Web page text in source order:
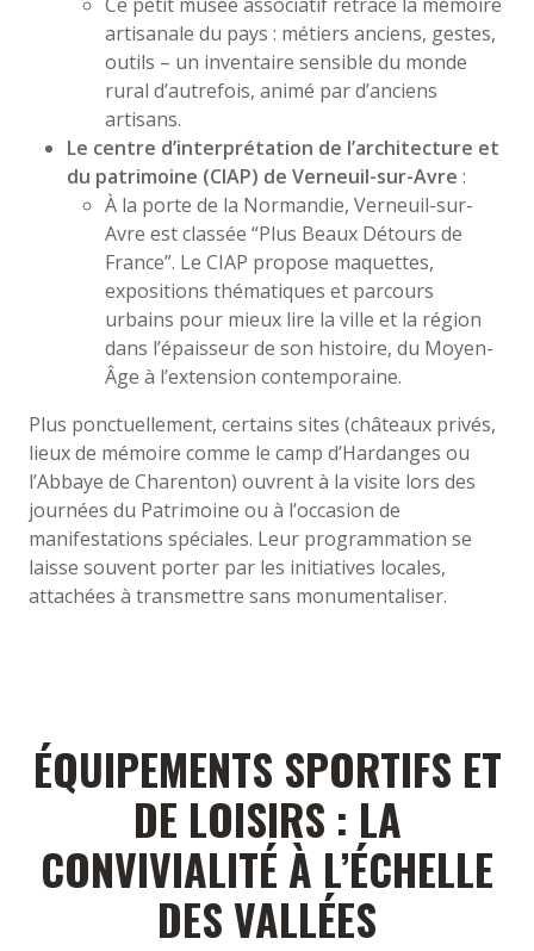
artisanale du pays : métiers anciens, gestes,
outils – un inventaire sensible du monde
rural d’autrefois, animé par d’anciens
artisans.
Le centre d’interprétation de l’architecture et
du patrimoine (CIAP) de Verneuil-sur-Avre :
À la porte de la Normandie, Verneuil-sur-
Avre est classée “Plus Beaux Détours de
France”. Le CIAP propose maquettes,
expositions thématiques et parcours
urbains pour mieux lire la ville et la région
dans l’épaisseur de son histoire, du Moyen-
Âge à l’extension contemporaine.
Plus ponctuellement, certains sites (châteaux privés,
lieux de mémoire comme le camp d’Hardanges ou
l’Abbaye de Charenton) ouvrent à la visite lors des
journées du Patrimoine ou à l’occasion de
manifestations spéciales. Leur programmation se
laisse souvent porter par les initiatives locales,
attachées à transmettre sans monumentaliser.
ÉQUIPEMENTS SPORTIFS ET
DE LOISIRS : LA
CONVIVIALITÉ À L’ÉCHELLE
DES VALLÉES